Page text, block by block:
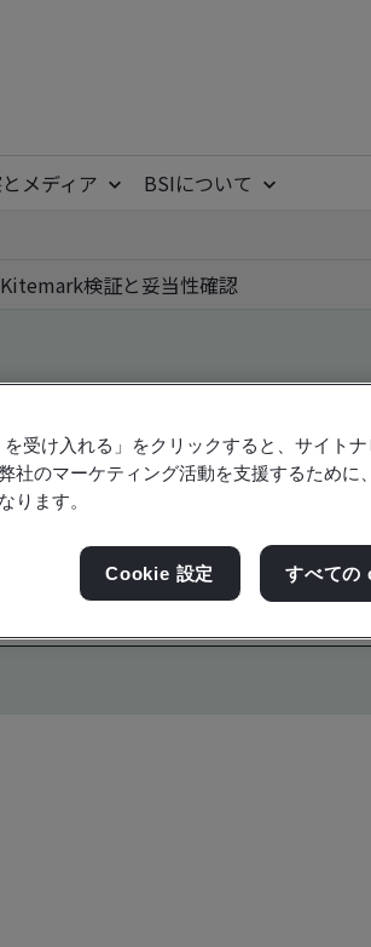
メディア
BSIについて
Kitemark検証と妥当性確認
- Validation and
を受け入れる」をクリックすると、サイト
社のマーケティング活動を支援するために
ります。
Cookie 設定 すべての